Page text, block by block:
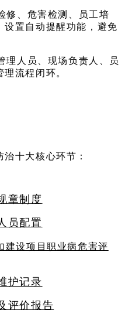
修、危害检测、员工培
设置自动提醒功能，避免
理人员、现场负责人、员
流程闭环。
十大核心环节：
章制度
员配置
建设项目职业病危害评
护记录
评价报告